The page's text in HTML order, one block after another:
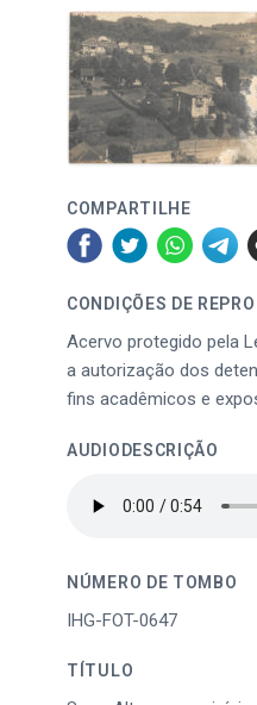
COMPARTILHE
CONDIÇÕES DE
Acervo protegido pela
a autorização dos
fins acadêmicos e
AUDIODESCRIÇÃO
NÚMERO DE TOMBO
IHG-FOT-0647
TÍTULO